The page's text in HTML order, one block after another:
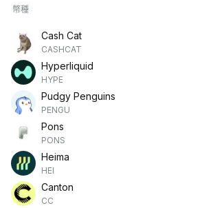
幣種
Cash Cat
CASHCAT
Hyperliquid
HYPE
Pudgy Penguins
PENGU
Pons
PONS
Heima
HEI
Canton
CC